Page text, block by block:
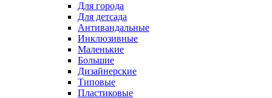
Для города
Для детсада
Антивандальные
Инклюзивные
Маленькие
Большие
Дизайнерские
Типовые
Пластиковые